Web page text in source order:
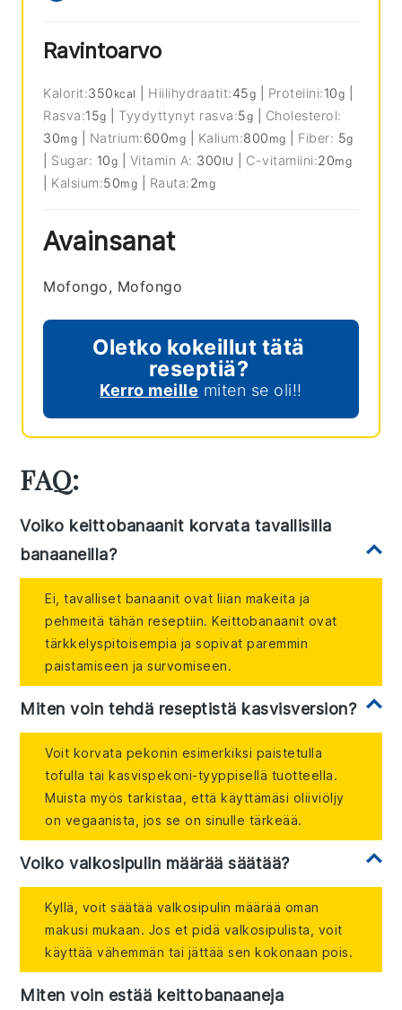
Ravintoarvo
Kalorit:350 kcal Hiilihydraatit:45g Proteiini:10g
Rasva:15g Tyydyttynyt rasva:5g
Cholesterol:
30mg Natrium:600mg Kalium:800 mg Fiber: 5g
Sugar: 10g Vitamin A: 300 IU C-vitamiini:20mg
Kalsium:50mg Rauta:2mg
Avainsanat
Mofongo, Mofongo
Oletko kokeillut tätä
reseptiä?
Kerro meille miten se oli!!
FAQ:
Voiko keittobanaanit korvata tavallisilla
banaaneilla?
Ei, tavalliset banaanit ovat liian makeita ja
pehmeitä tähän reseptiin. Keittobanaanit ovat
tärkkelyspitoisempia ja sopivat paremmin
paistamiseen ja survomiseen.
Miten voin tehdä reseptistä kasvisversion?
Voit korvata pekonin esimerkiksi paistetulla
tofulla tai kasvispekoni-tyyppisellä tuotteella.
Muista myös tarkistaa, että käyttämäsi oliiviöljy
on vegaanista, jos se on sinulle tärkeää.
Voiko valkosipulin määrää säätää?
Kyllä, voit säätää valkosipulin määrää oman
makusi mukaan. Jos et pidä valkosipulista, voit
käyttää vähemmän tai jättää sen kokonaan pois.
Miten voin estää keittobanaaneja